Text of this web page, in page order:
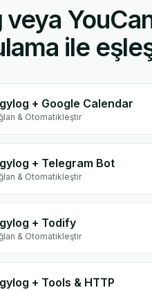
ile
+ Google Calendar
& Otomatikleştir
+ Telegram Bot
& Otomatikleştir
+ Todify
& Otomatikleştir
+ Tools & HTTP